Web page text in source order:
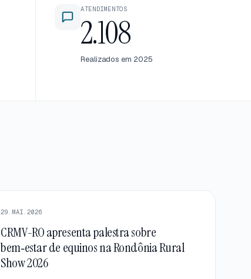
ATENDIMENTOS
2.108
Realizados em 2025
29.MAI.2026
CRMV-RO apresenta palestra sobre
bem‑estar de equinos na Rondônia Rural
Show 2026